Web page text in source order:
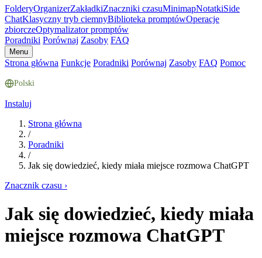
FolderyOrganizerZakładkiZnaczniki czasuMinimapNotatkiSide
ChatKlasyczny tryb ciemnyBiblioteka promptówOperacje
zbiorczeOptymalizator promptów
Poradniki Porównaj Zasoby FAQ
Menu
Strona główna Funkcje Poradniki Porównaj Zasoby FAQ Pomoc
Polski
Instaluj
Strona główna
/
Poradniki
/
Jak się dowiedzieć, kiedy miała miejsce rozmowa ChatGPT
Znacznik czasu ›
Jak się dowiedzieć, kiedy miała
miejsce rozmowa ChatGPT